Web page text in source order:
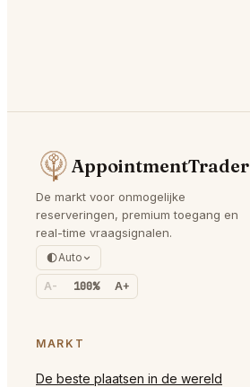
AppointmentTrader
De markt voor onmogelijke
reserveringen, premium toegang en
real-time vraagsignalen.
Auto
A- 100% A+
MARKT
De beste plaatsen in de wereld